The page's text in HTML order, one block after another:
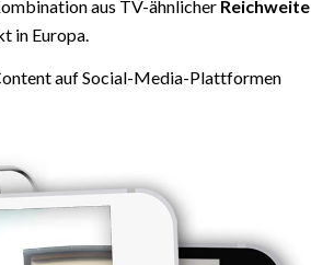
aus TV-ähnlicher Reichweite
in Europa.
auf Social-Media-Plattformen